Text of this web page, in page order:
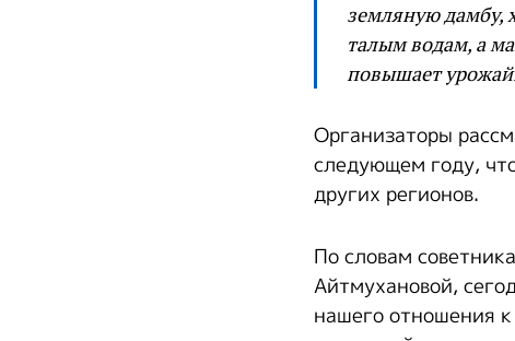
земляную дамбу,
талым водам, а
повышает
Организаторы
следующем году,
других регионов.
По словам
Айтмухановой,
нашего отношения